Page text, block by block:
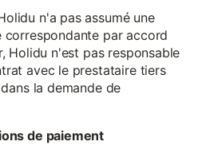
n'a pas assumé une
par accord
Holidu n'est pas responsable
avec le prestataire tiers
la demande de
de paiement